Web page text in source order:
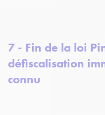
7 - Fin de la loi
défiscalisation
connu